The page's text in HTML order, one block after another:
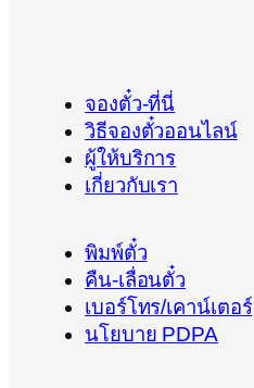
จองตั๋ว-ที่นี่
วิธีจองตั๋วออนไลน์
ผู้ให้บริการ
เกี่ยวกับเรา
พิมพ์ตั๋ว
คืน-เลื่อนตั๋ว
เบอร์โทร/เคาน์เตอร์
นโยบาย PDPA